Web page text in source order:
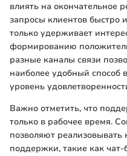
влиять на окончательное
запросы клиентов быстро
только удерживает
формированию
разные каналы связи
наиболее удобный способ
уровень
Важно отметить, что
только в рабочее время.
позволяют реализовывать
поддержки, такие как